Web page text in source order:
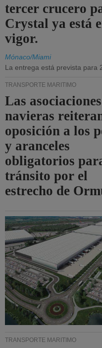
tercer crucero
Crystal ya está
vigor.
Mónaco/Miami
La entrega está prevista para
TRANSPORTE MARÍTIMO
Las asociaciones
navieras
oposición a los
y aranceles
obligatorios
tránsito por el
estrecho de
TRANSPORTE MARÍTIMO